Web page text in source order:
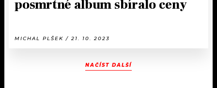
posmrtné album sbíralo ceny
MICHAL PLŠEK / 21. 10. 2023
NAČÍST DALŠÍ